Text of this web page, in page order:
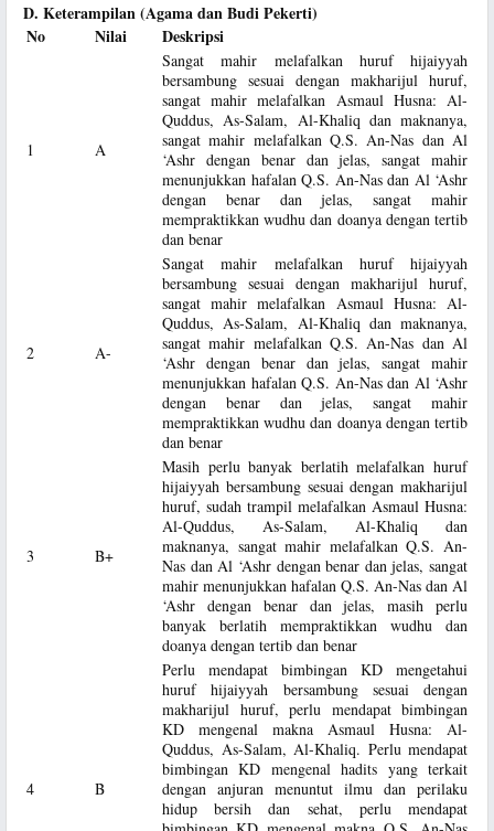
D. Keterampilan (Agama dan Budi Pekerti)
No
Nilai Deskripsi
1 A
Sangat mahir melafalkan huruf hijaiyyah
bersambung sesuai dengan makharijul huruf,
sangat mahir melafalkan Asmaul Husna: Al-
Quddus, As-Salam, Al-Khaliq dan maknanya,
sangat mahir melafalkan Q.S. An-Nas dan Al
‘Ashr dengan benar dan jelas, sangat mahir
menunjukkan hafalan Q.S. An-Nas dan Al ‘Ashr
dengan benar dan jelas, sangat mahir
mempraktikkan wudhu dan doanya dengan tertib
dan benar
2 A-
Sangat mahir melafalkan huruf hijaiyyah
bersambung sesuai dengan makharijul huruf,
sangat mahir melafalkan Asmaul Husna: Al-
Quddus, As-Salam, Al-Khaliq dan maknanya,
sangat mahir melafalkan Q.S. An-Nas dan Al
‘Ashr dengan benar dan jelas, sangat mahir
menunjukkan hafalan Q.S. An-Nas dan Al ‘Ashr
dengan benar dan jelas, sangat mahir
mempraktikkan wudhu dan doanya dengan tertib
dan benar
3 B+
Masih perlu banyak berlatih melafalkan huruf
hijaiyyah bersambung sesuai dengan makharijul
huruf, sudah trampil melafalkan Asmaul Husna:
Al-Quddus, As-Salam, Al-Khaliq dan
maknanya, sangat mahir melafalkan Q.S. An-
Nas dan Al ‘Ashr dengan benar dan jelas, sangat
mahir menunjukkan hafalan Q.S. An-Nas dan Al
‘Ashr dengan benar dan jelas, masih perlu
banyak berlatih mempraktikkan wudhu dan
doanya dengan tertib dan benar
4 B
Perlu mendapat bimbingan KD mengetahui
huruf hijaiyyah bersambung sesuai dengan
makharijul huruf, perlu mendapat bimbingan
KD mengenal makna Asmaul Husna: Al-
Quddus, As-Salam, Al-Khaliq. Perlu mendapat
bimbingan KD mengenal hadits yang terkait
dengan anjuran menuntut ilmu dan perilaku
hidup bersih dan sehat, perlu mendapat